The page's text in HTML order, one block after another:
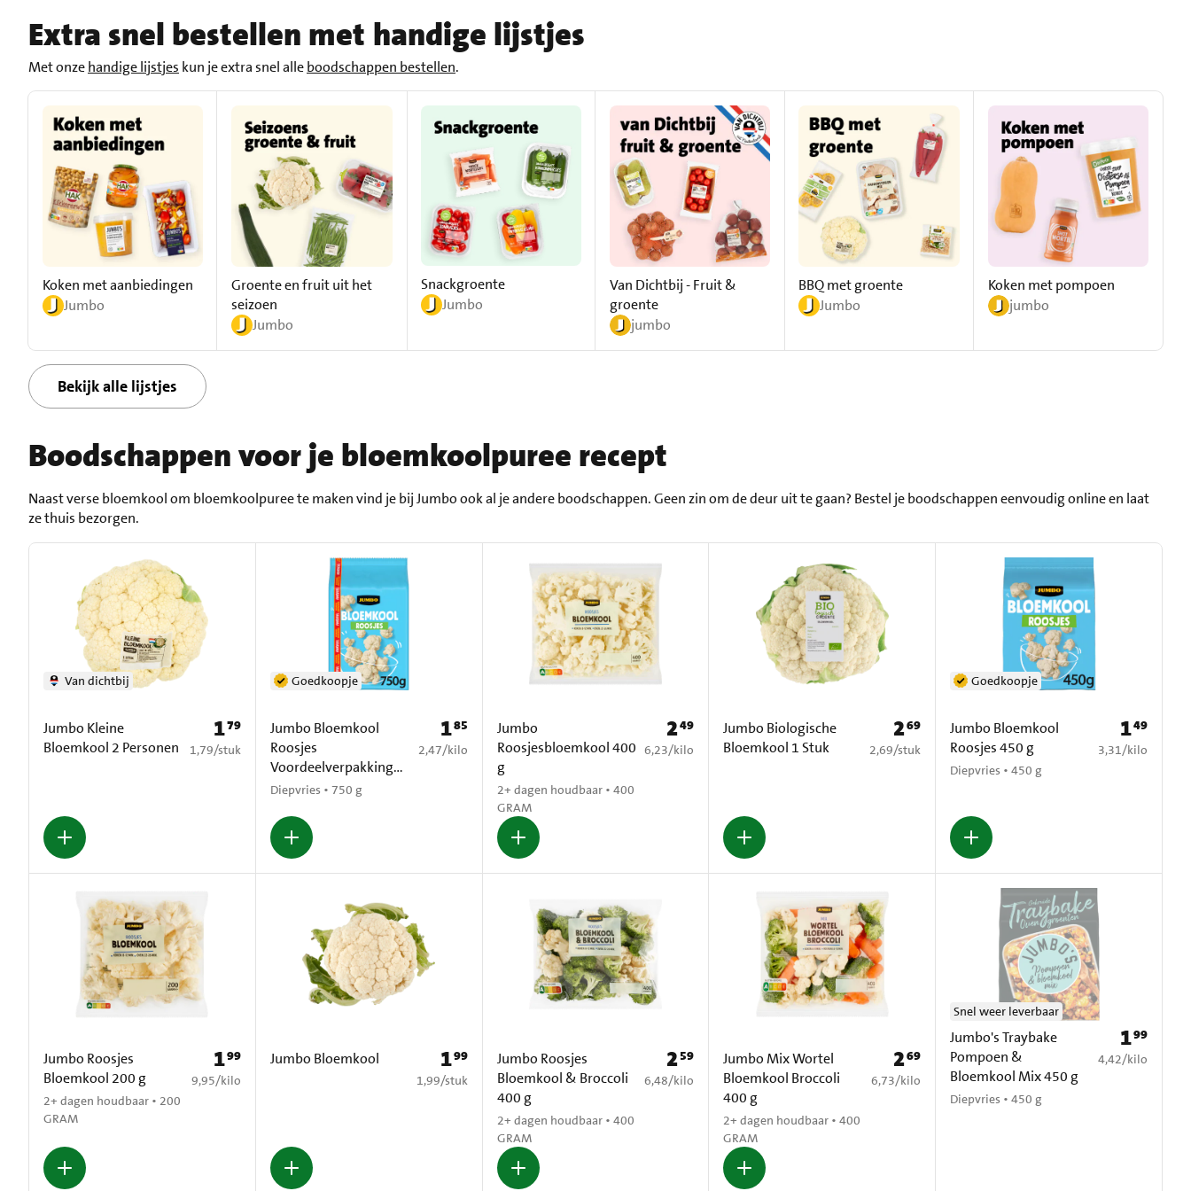
Extra snel bestellen met handige lijstjes
Met onzehandige lijstjes kun je extra snel alleboodschappen bestellen.
Koken met aanbiedingen
Jumbo
Groente en fruit uit het
seizoen
Jumbo
Snackgroente
Jumbo
Van Dichtbij - Fruit &
groente
jumbo
BBQ met groente
Jumbo
Koken met pompoen
jumbo
Bekijk alle lijstjes
Boodschappen voor je bloemkoolpuree recept
Naast verse bloemkool om bloemkoolpuree te maken vind je bij Jumbo ook al je andere boodschappen. Geen zin om de deur uit te gaan? Bestel je boodschappen eenvoudig online en laat
ze thuis bezorgen.
Jumbo Kleine
Bloemkool 2 Personen
Van dichtbij
Prijs: € 1,79
179
€ 1,79 per stuk
1,79/stuk
Jumbo Bloemkool
Roosjes
Voordeelverpakking
750 g
Diepvries • 750 g
Goedkoopje
Prijs: € 1,85
185
€ 2,47 per kilo
2,47/kilo
Jumbo
Roosjesbloemkool 400
g
2+ dagen houdbaar • 400
GRAM
Prijs: € 2,49
249
€ 6,23 per kilo
6,23/kilo
Jumbo Biologische
Bloemkool 1 Stuk
Prijs: € 2,69
269
€ 2,69 per stuk
2,69/stuk
Jumbo Bloemkool
Roosjes 450 g
Diepvries • 450 g
Goedkoopje
Prijs: € 1,49
149
€ 3,31 per kilo
3,31/kilo
Jumbo Roosjes
Bloemkool 200 g
2+ dagen houdbaar • 200
GRAM
Prijs: € 1,99
199
€ 9,95 per kilo
9,95/kilo
Jumbo Bloemkool Prijs: € 1,99
199
€ 1,99 per stuk
1,99/stuk
Jumbo Roosjes
Bloemkool & Broccoli
400 g
2+ dagen houdbaar • 400
GRAM
Prijs: € 2,59
259
€ 6,48 per kilo
6,48/kilo
Jumbo Mix Wortel
Bloemkool Broccoli
400 g
2+ dagen houdbaar • 400
GRAM
Prijs: € 2,69
269
€ 6,73 per kilo
6,73/kilo
Jumbo's Traybake
Pompoen &
Bloemkool Mix 450 g
Diepvries • 450 g
Snel weer leverbaar
Prijs: € 1,99
199
€ 4,42 per kilo
4,42/kilo